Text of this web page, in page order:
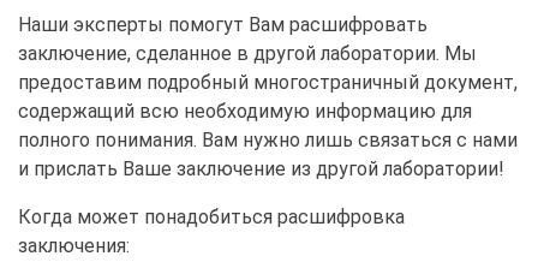
Наши эксперты помогут Вам расшифровать
заключение, сделанное в другой лаборатории. Мы
предоставим подробный многостраничный документ,
содержащий всю необходимую информацию для
полного понимания. Вам нужно лишь связаться с нами
и прислать Ваше заключение из другой лаборатории!
Когда может понадобиться расшифровка
заключения: